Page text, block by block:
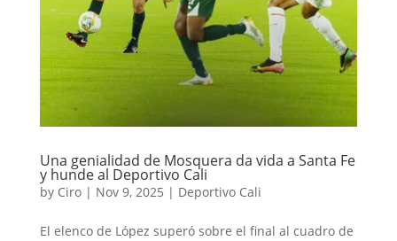
Una genialidad de Mosquera da vida a Santa Fe
y hunde al Deportivo Cali
by Ciro| Nov 9, 2025 | Deportivo Cali
El elenco de López superó sobre el final al cuadro de